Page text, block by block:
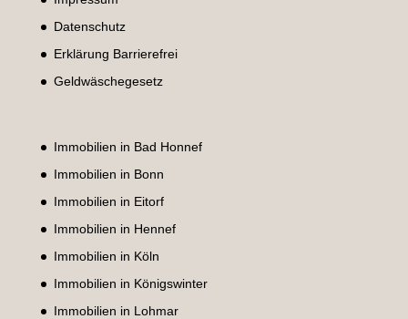
Datenschutz
Erklärung Barrierefrei
Geldwäschegesetz
Immobilien in Bad Honnef
Immobilien in Bonn
Immobilien in Eitorf
Immobilien in Hennef
Immobilien in Köln
Immobilien in Königswinter
Immobilien in Lohmar